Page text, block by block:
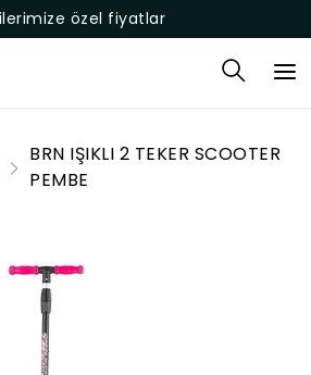
özel fiyatlar
BRN IŞIKLI 2 TEKER SCOOTER
PEMBE